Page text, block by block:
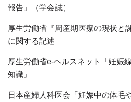
報告」（学会誌）
厚生労働省『周産期医療の現状と
に関する記述
厚生労働省e-ヘルスネット「妊娠
知識」
日本産婦人科医会「妊娠中の体毛